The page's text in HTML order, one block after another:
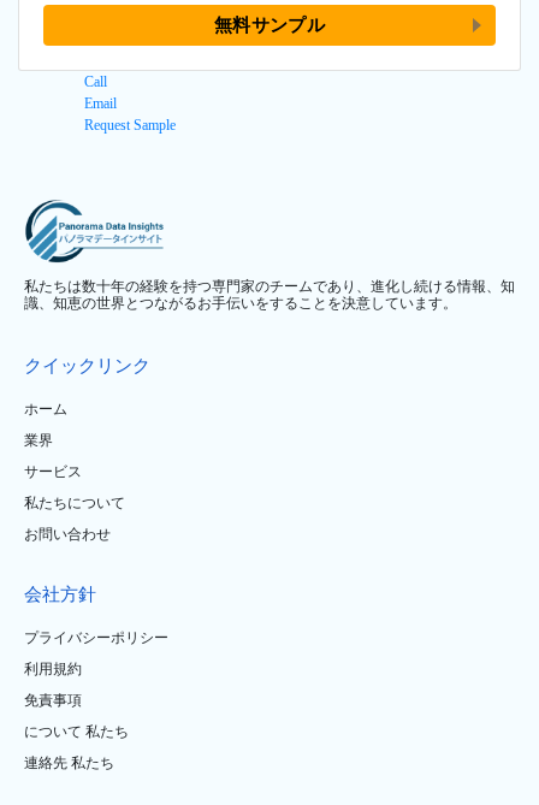
無料サンプル
Call
Email
Request Sample
私たちは数十年の経験を持つ専門家のチームであり、進化し続ける情報、知
識、知恵の世界とつながるお手伝いをすることを決意しています。
クイックリンク
ホーム
業界
サービス
私たちについて
お問い合わせ
会社方針
プライバシーポリシー
利用規約
免責事項
について 私たち
連絡先 私たち